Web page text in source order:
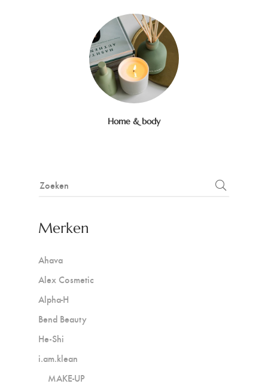
Home & body
Merken
Ahava
Alex Cosmetic
Alpha-H
Bend Beauty
He-Shi
i.am.klean
MAKE-UP